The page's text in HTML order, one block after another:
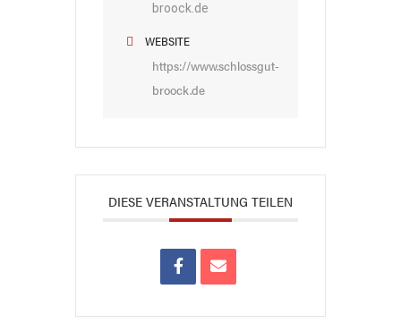
broock.de
WEBSITE
https://www.schlossgut-
broock.de
DIESE VERANSTALTUNG TEILEN